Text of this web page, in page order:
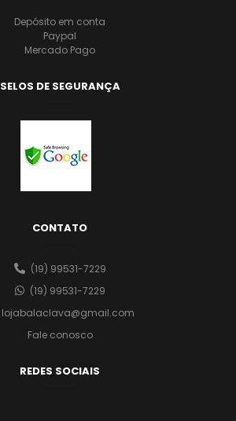
Depósito em conta
Paypal
Mercado Pago
SELOS DE SEGURANÇA
CONTATO
(19) 99531-7229
(19) 99531-7229
lojabalaclava@gmail.com
Fale conosco
REDES SOCIAIS